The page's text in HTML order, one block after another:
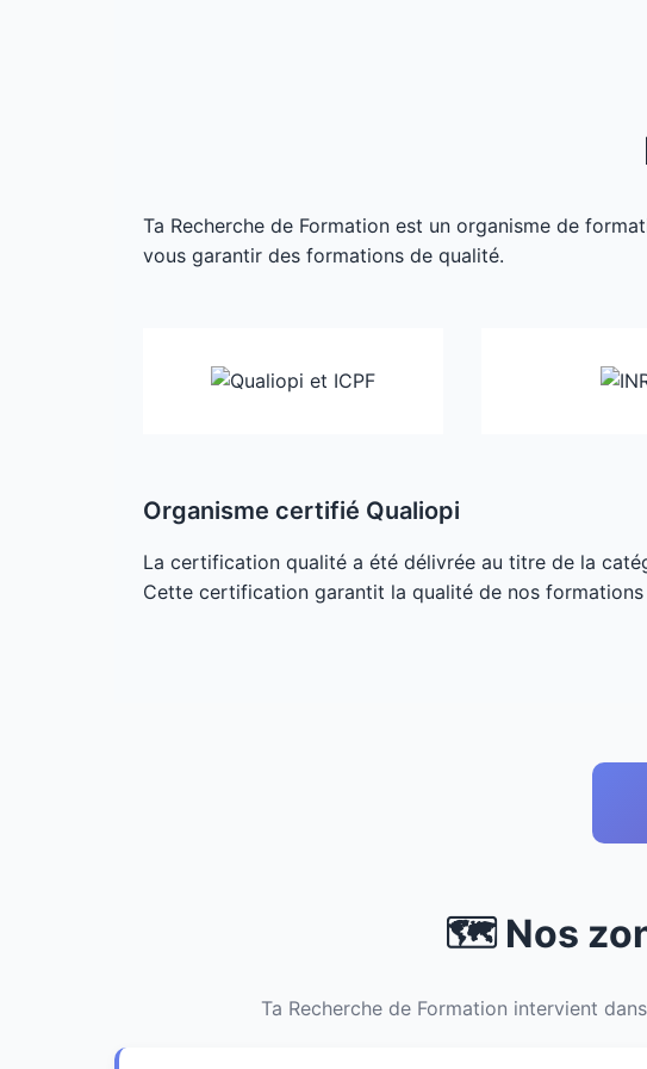
Ta Recherche de Formation est un organisme de
vous garantir des formations de qualité.
Organisme certifié Qualiopi
La certification qualité a été délivrée au titre de la
Cette certification garantit la qualité de nos
🗺️ Nos
Ta Recherche de Formation intervient